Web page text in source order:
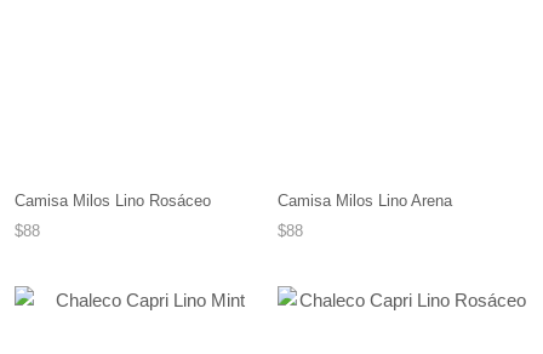
Camisa Milos Lino Rosáceo
$88
Camisa Milos Lino Arena
$88